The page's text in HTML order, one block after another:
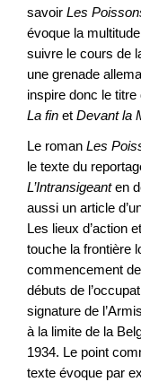
savoir Les
évoque la
suivre le cours de
une grenade
inspire donc le
La fin et Devant la
Le roman Les
le texte du
L’Intransigeanten
aussi un article
Les lieux d’action
touche la frontière
commencement
débuts de
signature de
à la limite de la
1934. Le point
texte évoque par